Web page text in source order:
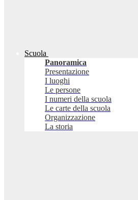
Scuola
Panoramica
Presentazione
I luoghi
Le persone
I numeri della scuola
Le carte della scuola
Organizzazione
La storia